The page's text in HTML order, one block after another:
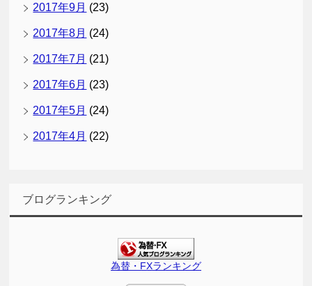
2017年9月 (23)
2017年8月 (24)
2017年7月 (21)
2017年6月 (23)
2017年5月 (24)
2017年4月 (22)
ブログランキング
為替・FXランキング